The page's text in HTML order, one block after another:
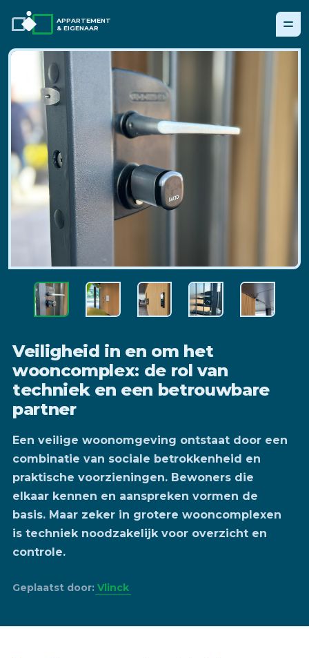
APPARTEMENT
& EIGENAAR
Veiligheid in en om het
wooncomplex: de rol van
techniek en een betrouwbare
partner
Een veilige woonomgeving ontstaat door een
combinatie van sociale betrokkenheid en
praktische voorzieningen. Bewoners die
elkaar kennen en aanspreken vormen de
basis. Maar zeker in grotere wooncomplexen
is techniek noodzakelijk voor overzicht en
controle.
Geplaatst door: Vlinck